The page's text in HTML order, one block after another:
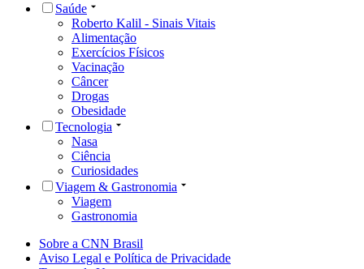
Saúde
Roberto Kalil - Sinais Vitais
Alimentação
Exercícios Físicos
Vacinação
Câncer
Drogas
Obesidade
Tecnologia
Nasa
Ciência
Curiosidades
Viagem & Gastronomia
Viagem
Gastronomia
Sobre a CNN Brasil
Aviso Legal e Política de Privacidade